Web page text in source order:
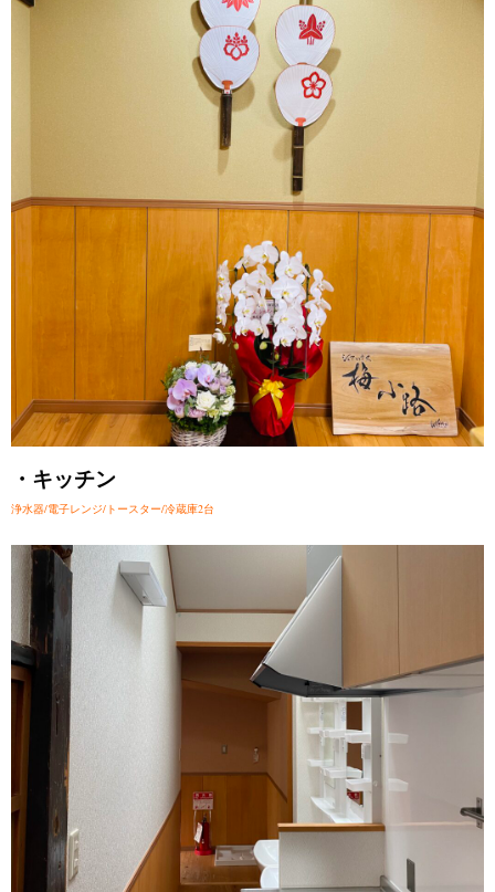
・キッチン
浄水器/電子レンジ/トースター/冷蔵庫2台